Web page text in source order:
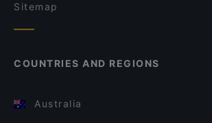
Sitemap
COUNTRIES AND REGIONS
Australia